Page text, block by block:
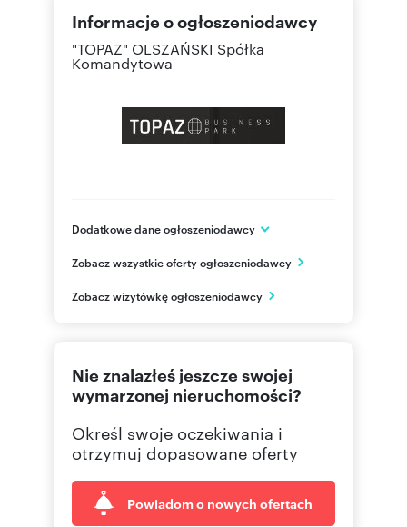
Informacje o ogłoszeniodawcy
"TOPAZ" OLSZAŃSKI Spółka
Komandytowa
Dodatkowe dane ogłoszeniodawcy
Łódź
PL
Zobacz wszystkie oferty ogłoszeniodawcy
Zobacz wizytówkę ogłoszeniodawcy
Nie znalazłeś jeszcze swojej
wymarzonej nieruchomości?
Określ swoje oczekiwania i
otrzymuj dopasowane oferty
Powiadom o nowych ofertach